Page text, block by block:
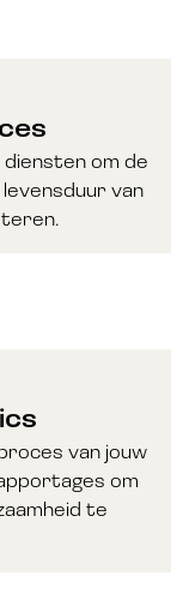
diensten om de
van
van jouw
om
te